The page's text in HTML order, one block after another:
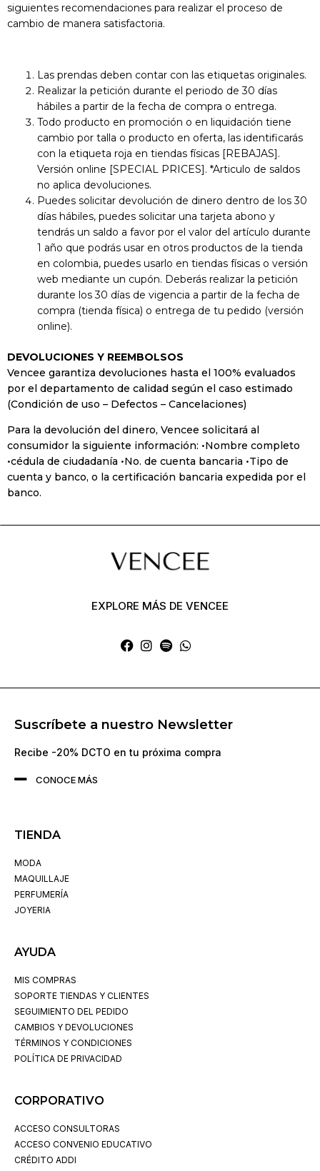
siguientes recomendaciones para realizar el proceso de
cambio de manera satisfactoria.
Las prendas deben contar con las etiquetas originales.
Realizar la petición durante el periodo de 30 días
hábiles a partir de la fecha de compra o entrega.
Todo producto en promoción o en liquidación tiene
cambio por talla o producto en oferta, las identificarás
con la etiqueta roja en tiendas físicas [REBAJAS].
Versión online [SPECIAL PRICES]. *Articulo de saldos
no aplica devoluciones.
Puedes solicitar devolución de dinero dentro de los 30
días hábiles, puedes solicitar una tarjeta abono y
tendrás un saldo a favor por el valor del artículo durante
1 año que podrás usar en otros productos de la tienda
en colombia, puedes usarlo en tiendas físicas o versión
web mediante un cupón. Deberás realizar la petición
durante los 30 días de vigencia a partir de la fecha de
compra (tienda física) o entrega de tu pedido (versión
online).
DEVOLUCIONES Y REEMBOLSOS
Vencee garantiza devoluciones hasta el 100% evaluados
por el departamento de calidad según el caso estimado
(Condición de uso – Defectos – Cancelaciones)
Para la devolución del dinero, Vencee solicitará al
consumidor la siguiente información: •Nombre completo
•cédula de ciudadanía •No. de cuenta bancaria •Tipo de
cuenta y banco, o la certificación bancaria expedida por el
banco.
EXPLORE MÁS DE VENCEE
Suscríbete a nuestro Newsletter
Recibe -20% DCTO en tu próxima compra
CONOCE MÁS
TIENDA
MODA
MAQUILLAJE
PERFUMERÍA
JOYERIA
AYUDA
MIS COMPRAS
SOPORTE TIENDAS Y CLIENTES
SEGUIMIENTO DEL PEDIDO
CAMBIOS Y DEVOLUCIONES
TÉRMINOS Y CONDICIONES
POLÍTICA DE PRIVACIDAD
CORPORATIVO
ACCESO CONSULTORAS
ACCESO CONVENIO EDUCATIVO
CRÉDITO ADDI